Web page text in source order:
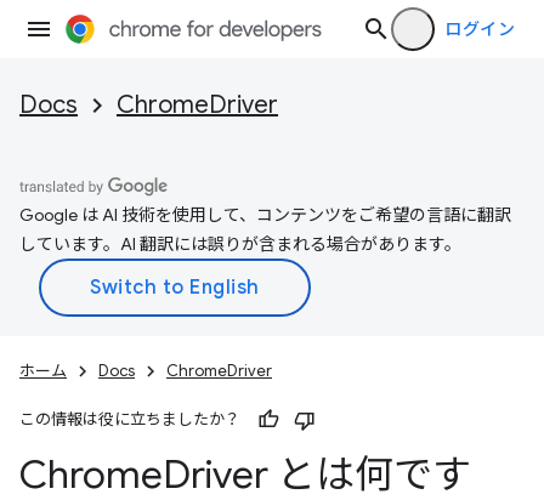
ログイン
Docs ChromeDriver
Google は AI 技術を使用して、コンテンツをご希望の言語に翻訳
しています。AI 翻訳には誤りが含まれる場合があります。
ホーム Docs ChromeDriver
この情報は役に立ちましたか？
ChromeDriver とは何です